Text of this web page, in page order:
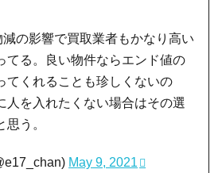
の影響で買取業者もかなり高い
てる。良い物件ならエンド値の
てくれることも珍しくないの
人を入れたくない場合はその選
う。
May 9, 2021